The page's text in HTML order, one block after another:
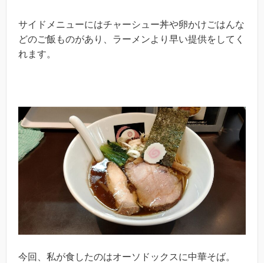
サイドメニューにはチャーシュー丼や卵かけごはんな
どのご飯ものがあり、ラーメンより早い提供をしてく
れます。
今回、私が食したのはオーソドックスに中華そば。